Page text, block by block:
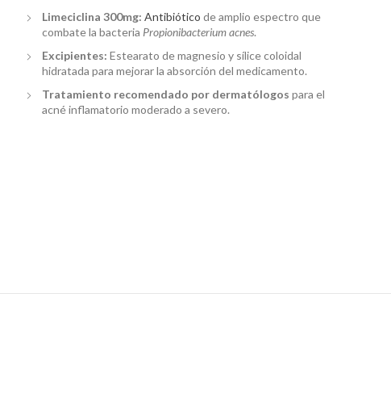
Limeciclina 300mg: Antibiótico de amplio espectro que
combate la bacteria Propionibacterium acnes.
Excipientes: Estearato de magnesio y sílice coloidal
hidratada para mejorar la absorción del medicamento.
Tratamiento recomendado por dermatólogos para el
acné inflamatorio moderado a severo.